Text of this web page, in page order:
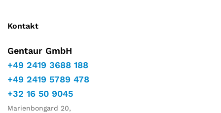
Kontakt
Gentaur GmbH
+49 2419 3688 188
+49 2419 5789 478
+32 16 50 9045
Marienbongard 20,